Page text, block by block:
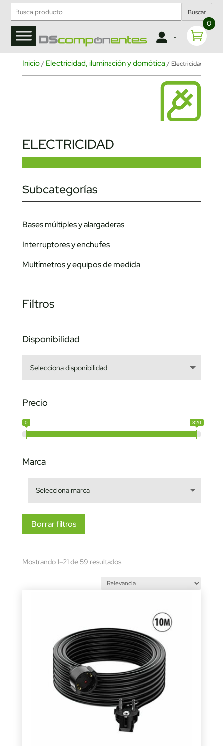
Buscar
0
Inicio/ Electricidad, iluminación y domótica / Electricidad
ELECTRICIDAD
Subcategorías
Bases múltiples y alargaderas
Interruptores y enchufes
Multímetros y equipos de medida
Filtros
Disponibilidad
Precio
0 320
Marca
Borrar filtros
Mostrando 1–21 de 59 resultadosSorted